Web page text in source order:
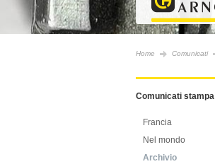
Home Comunicati
Comunicati stampa
Francia
Nel mondo
Archivio